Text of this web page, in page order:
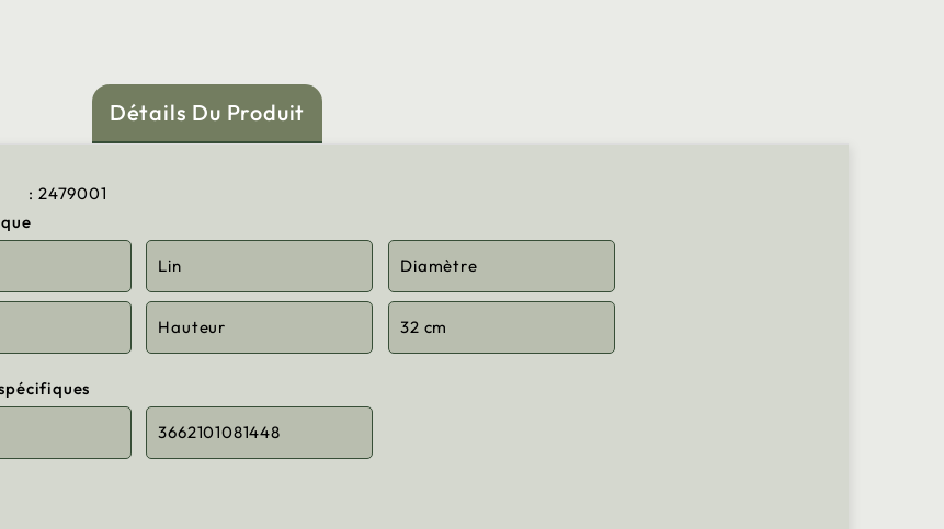
Détails Du Produit
: 2479001
Lin Diamètre
Hauteur 32 cm
3662101081448